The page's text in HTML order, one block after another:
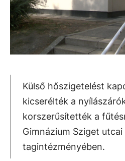
Külső hőszigetelést
kicserélték a
korszerűsítették a
Gimnázium Sziget utcai
tagintézményében.